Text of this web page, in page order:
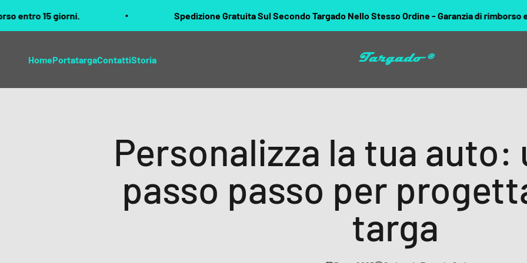
giorni. Spedizione Gratuita Sul Secondo Targado Nello Stesso Ordine - Garanzia di rimborso entro 15
HomePortatargaContattiStoria
Targado
Personalizza la tua auto:
passo passo per
targa